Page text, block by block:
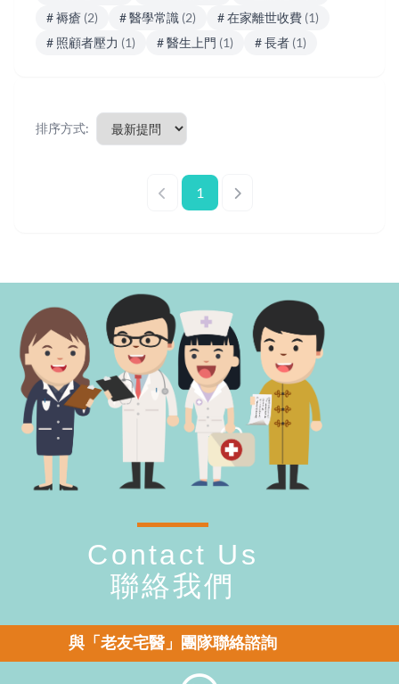
# 褥瘡 (2) # 醫學常識 (2) # 在家離世收費 (1)
# 照顧者壓力 (1) # 醫生上門 (1) # 長者 (1)
排序方式:
1
Contact Us
聯絡我們
與「老友宅醫」團隊聯絡諮詢